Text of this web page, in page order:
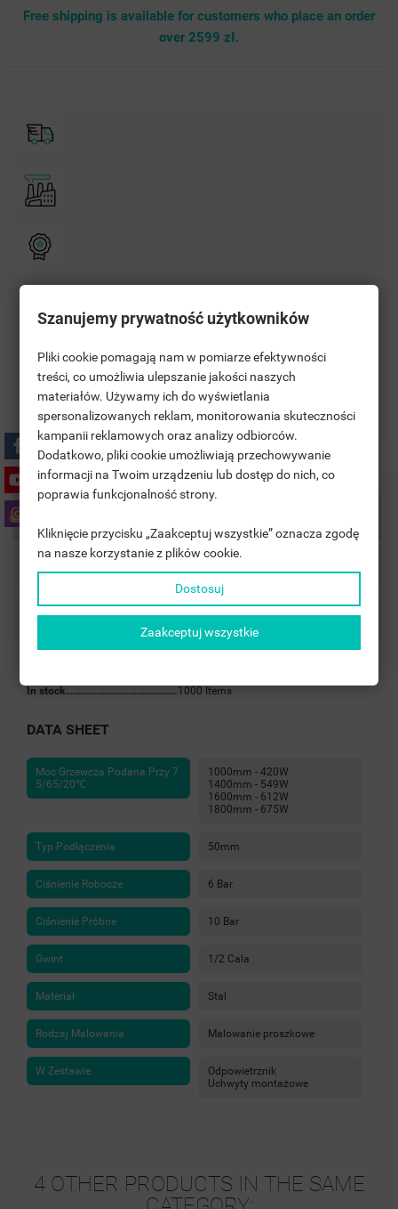
Free shipping is available for customers who place an order
over 2599 zł.
Zasady dostawy
Zasady zwrotu
Comments
In stock 1000 Items
DATA SHEET
Moc Grzewcza Podana Przy 7
5/65/20℃
1000mm - 420W
1400mm - 549W
1600mm - 612W
1800mm - 675W
Typ Podłączenia 50mm
Ciśnienie Robocze 6 Bar
Ciśnienie Próbne 10 Bar
Gwint 1/2 Cala
Materiał Stal
Rodzaj Malowania Malowanie proszkowe
W Zestawie
Odpowietrznik
Uchwyty montażowe
4 OTHER PRODUCTS IN THE SAME
MOJE LISTY ŻYCZEŃ
((TITLE))
((LABEL))
((CANCELTEXT))
SIGN IN
YOU NEED TO BE LOGGED IN TO SAVE PRODUCTS IN YOUR
WISHLIST.
((CANCELTEXT)) ((LOGINTEXT))
Szanujemy prywatność użytkowników
Pliki cookie pomagają nam w pomiarze efektywności
treści, co umożliwia ulepszanie jakości naszych
materiałów. Używamy ich do wyświetlania
spersonalizowanych reklam, monitorowania skuteczności
kampanii reklamowych oraz analizy odbiorców.
Dodatkowo, pliki cookie umożliwiają przechowywanie
informacji na Twoim urządzeniu lub dostęp do nich, co
poprawia funkcjonalność strony.
Kliknięcie przycisku „Zaakceptuj wszystkie” oznacza zgodę
na nasze korzystanie z plików cookie.
Dostosuj
Zaakceptuj wszystkie